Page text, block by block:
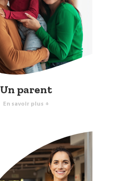
Un parent
En savoir plus +